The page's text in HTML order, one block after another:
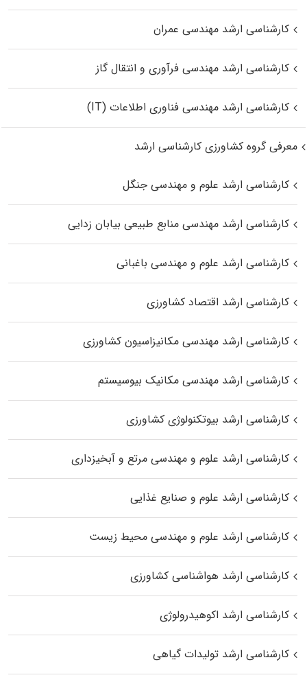
کارشناسی ارشد مهندسی عمران
کارشناسی ارشد مهندسی فرآوری و انتقال گاز
کارشناسی ارشد مهندسی فناوری اطلاعات (IT)
معرفی گروه کشاورزی کارشناسی ارشد
کارشناسی ارشد علوم و مهندسی جنگل
کارشناسی ارشد مهندسی منابع طبیعی بیابان زدایی
کارشناسی ارشد علوم و مهندسی باغبانی
کارشناسی ارشد اقتصاد کشاورزی
کارشناسی ارشد مهندسی مکانیزاسیون کشاورزی
کارشناسی ارشد مهندسی مکانیک بیوسیستم
کارشناسی ارشد بیوتکنولوژی کشاورزی
کارشناسی ارشد علوم و مهندسی مرتع و آبخیزداری
کارشناسی ارشد علوم و صنایع غذایی
کارشناسی ارشد علوم و مهندسی محیط زیست
کارشناسی ارشد هواشناسی کشاورزی
کارشناسی ارشد اکوهیدرولوژی
کارشناسی ارشد تولیدات گیاهی